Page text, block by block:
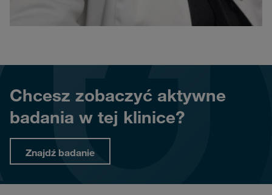
Chcesz zobaczyć aktywne
badania w tej klinice?
Znajdź badanie